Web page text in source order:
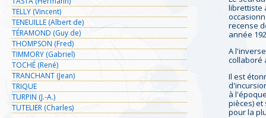
TELLY (Vincent)
TENEUILLE (Albert de)
TÉRAMOND (Guy de)
THOMPSON (Fred)
TIMMORY (Gabriel)
TOCHÉ (René)
TRANCHANT (Jean)
TRIQUE
TURPIN (J.-A.)
TUTELIER (Charles)
librettiste
recense
année
A
collaboré
Il est
à
pièces)
pour la